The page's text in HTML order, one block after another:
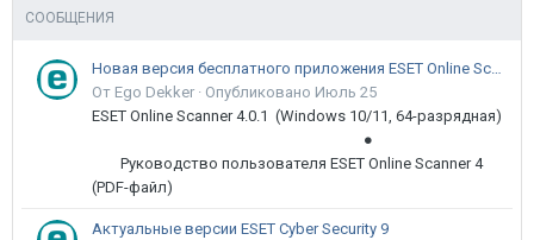
СООБЩЕНИЯ
Новая версия бесплатного приложения ESET Online Scanner доступна пользователям
От Ego Dekker · Опубликовано Июль 25
ESET Online Scanner 4.0.1 (Windows 10/11, 64-разрядная)
●
Руководство пользователя ESET Online Scanner 4
(PDF-файл)
Актуальные версии ESET Cyber Security 9